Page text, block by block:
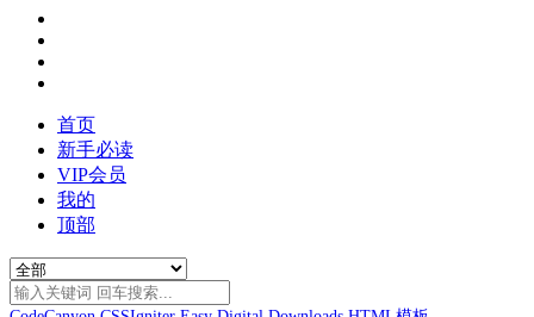
首页
新手必读
VIP会员
我的
顶部